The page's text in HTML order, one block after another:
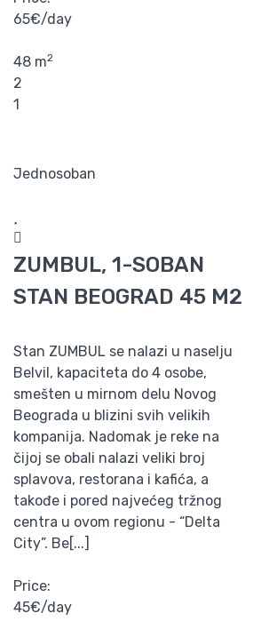
65€/day
48 m2
2
1
Jednosoban
ZUMBUL, 1-SOBAN
STAN BEOGRAD 45 M2
Stan ZUMBUL se nalazi u naselju
Belvil, kapaciteta do 4 osobe,
smešten u mirnom delu Novog
Beograda u blizini svih velikih
kompanija. Nadomak je reke na
čijoj se obali nalazi veliki broj
splavova, restorana i kafića, a
takođe i pored najvećeg tržnog
centra u ovom regionu - “Delta
City”. Be[...]
Price:
45€/day